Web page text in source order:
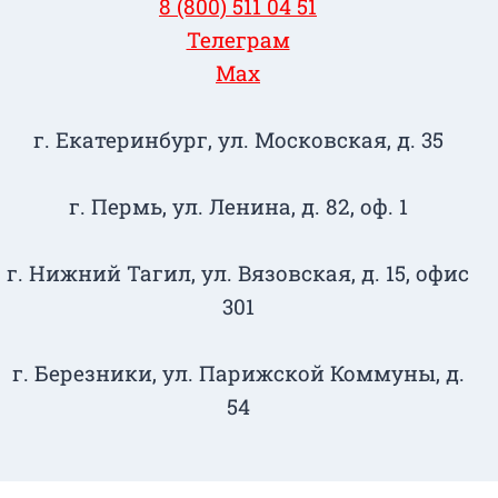
8 (800) 511 04 51
Телеграм
Max
г. Екатеринбург, ул. Московская, д. 35
г. Пермь, ул. Ленина, д. 82, оф. 1
г. Нижний Тагил​, ул. Вязовская, д. 15, офис
301
г. Березники, ул. Парижской Коммуны, д.
54